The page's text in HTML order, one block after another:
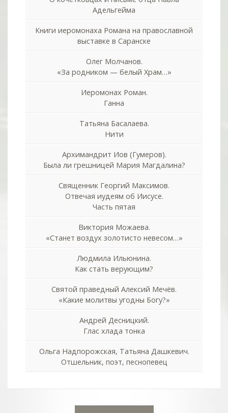
Адельгейма
Книги иеромонаха Романа на православной
выставке в Саранске
Олег Молчанов.
«За родником — белый Храм…»
Иеромонах Роман.
Ганна
Татьяна Басалаева.
Нити
Архимандрит Иов (Гумеров).
Была ли грешницей Мария Магдалина?
Священник Георгий Максимов.
Отвечая иудеям об Иисусе.
Часть пятая
Виктория Можаева.
«Станет воздух золотисто невесом…»
Людмила Ильюнина.
Как стать верующим?
Святой праведный Алексий Мечёв.
«Какие молитвы угодны Богу?»
Андрей Десницкий.
Глас хлада тонка
Ольга Надпорожская, Татьяна Дашкевич.
Отшельник, поэт, песнопевец